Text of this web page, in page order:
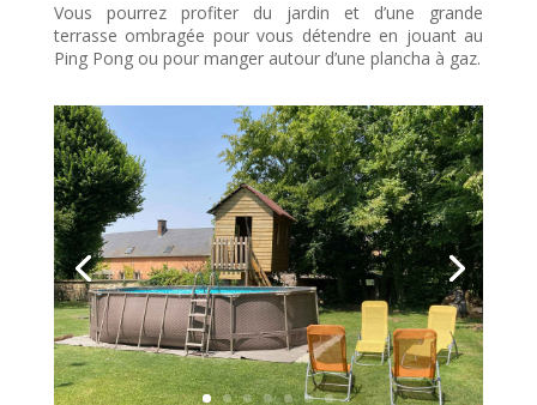
Vous pourrez profiter du jardin et d’une grande
terrasse ombragée pour vous détendre en jouant au
Ping Pong ou pour manger autour d’une plancha à gaz.